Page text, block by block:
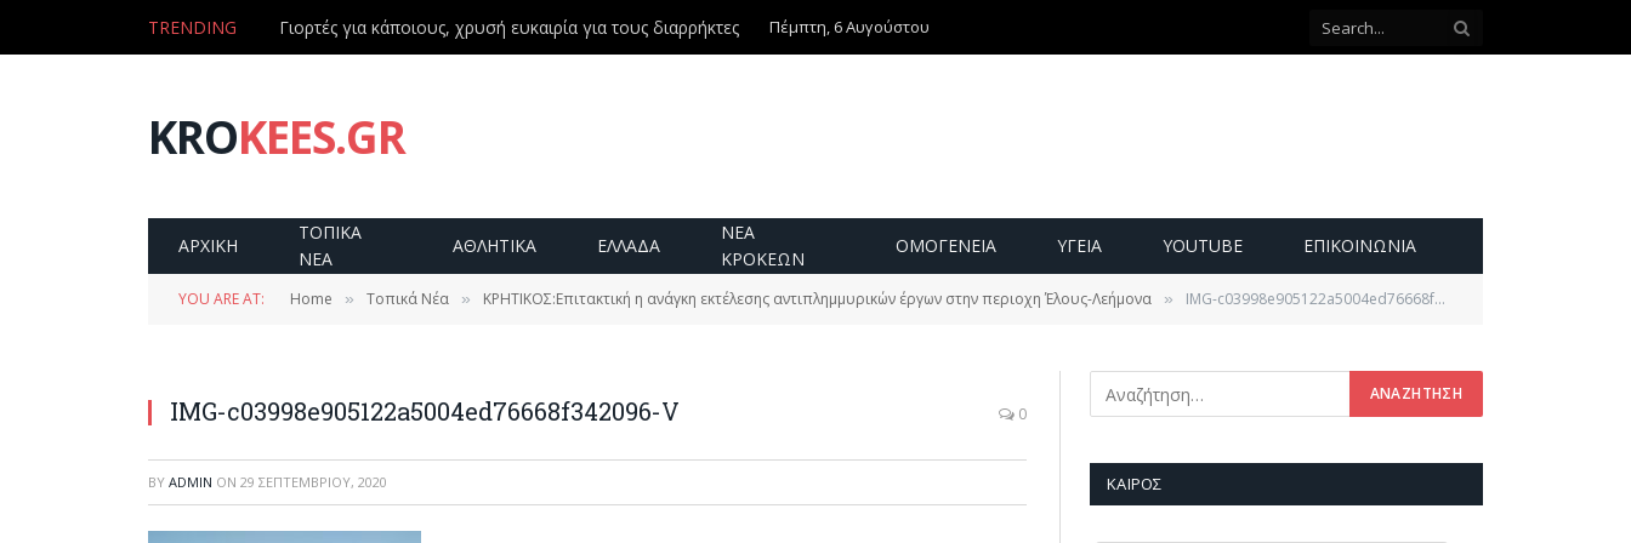
TRENDING Γιορτές για κάποιους, χρυσή ευκαιρία για τους διαρρήκτες Πέμπτη, 6 Αυγούστου
KROKEES.GR
ΑΡΧΙΚΗ
ΤΟΠΙΚΑ
ΝΕΑ
ΑΘΛΗΤΙΚΑ ΕΛΛΑΔΑ
ΝΕΑ
ΚΡΟΚΕΩΝ
ΟΜΟΓΕΝΕΙΑ ΥΓΕΙΑ YOUTUBE ΕΠΙΚΟΙΝΩΝΊΑ
YOU ARE AT: Home » Τοπικά Νέα » ΚΡΗΤΙΚΟΣ:Επιτακτική η ανάγκη εκτέλεσης αντιπλημμυρικών έργων στην περιοχη Έλους-Λεήμονα » IMG-c03998e905122a5004ed76668f342096-V
IMG-c03998e905122a5004ed76668f342096-V 0
BY ADMIN ON 29 ΣΕΠΤΕΜΒΡΊΟΥ, 2020 ΚΑΙΡΌΣ